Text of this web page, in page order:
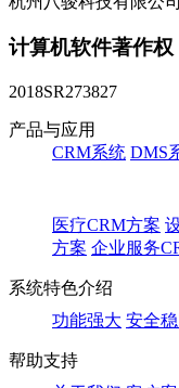
计算机软件著作权
2018SR273827
产品与应用
CRM系统 DMS
医疗CRM方案
方案 企业服务
系统特色介绍
功能强大 安全
帮助支持